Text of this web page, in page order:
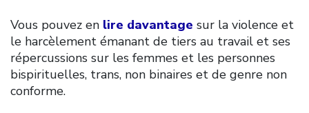
Vous pouvez en lire davantage sur la violence et
le harcèlement émanant de tiers au travail et ses
répercussions sur les femmes et les personnes
bispirituelles, trans, non binaires et de genre non
conforme.